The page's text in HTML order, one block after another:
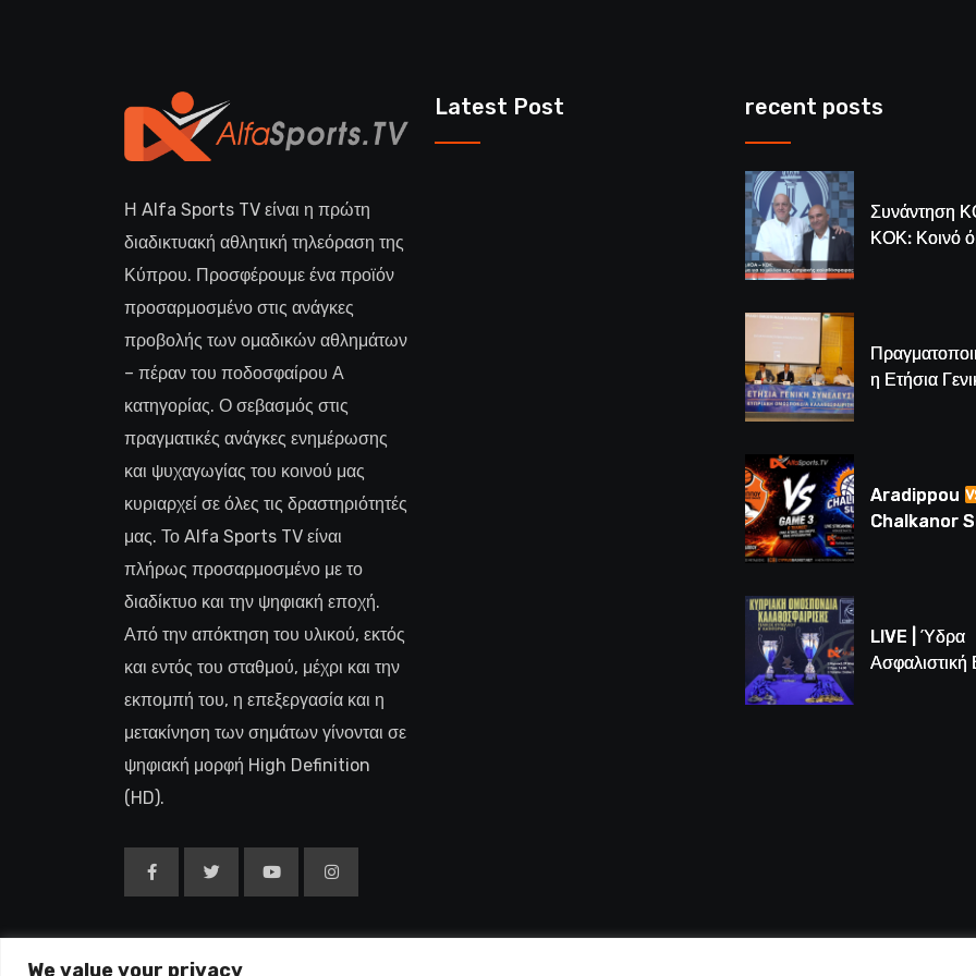
We value your privacy
Η Alfa Sports TV είναι η πρώτη
διαδικτυακή αθλητική τηλεόραση της
Κύπρου. Προσφέρουμε ένα προϊόν
προσαρμοσμένο στις ανάγκες
προβολής των ομαδικών αθλημάτων
– πέραν του ποδοσφαίρου Α
κατηγορίας. Ο σεβασμός στις
πραγματικές ανάγκες ενημέρωσης
και ψυχαγωγίας του κοινού μας
κυριαρχεί σε όλες τις δραστηριότητές
μας. Το Alfa Sports TV είναι
πλήρως προσαρμοσμένο με το
διαδίκτυο και την ψηφιακή εποχή.
Από την απόκτηση του υλικού, εκτός
και εντός του σταθμού, μέχρι και την
εκπομπή του, η επεξεργασία και η
μετακίνηση των σημάτων γίνονται σε
ψηφιακή μορφή High Definition
(HD).
Latest Post recent posts
Συνάντηση
ΚΟΚ: Κοινό
η Ετήσια
(BINTEO)
Aradippou
Chalkanor
LIVE | Ύδρα
Ασφαλιστική